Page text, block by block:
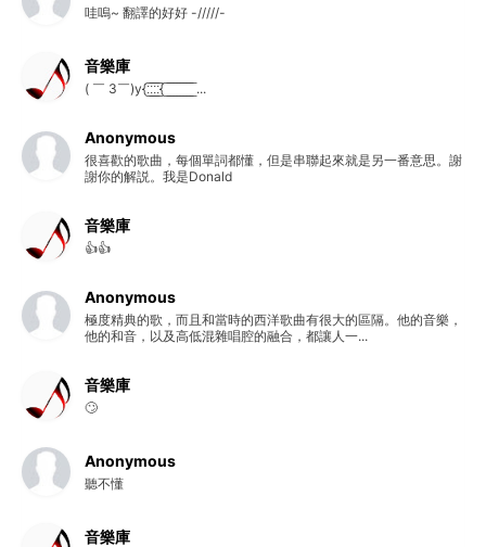
哇嗚~ 翻譯的好好 -/////-
音樂庫
( ￣ 3￣)y{:̲̅:̲̅:̲̅:̲̅{ ̲̅ ̲̅ ̲̅ ̲̅ ̲̅ ̲̅ ̲̅ ̲̅ ̲̅ ...
Anonymous
很喜歡的歌曲，每個單詞都懂，但是串聯起來就是另一番意思。謝
謝你的解説。我是Donald
音樂庫
👍👍
Anonymous
極度精典的歌，而且和當時的西洋歌曲有很大的區隔。他的音樂，
他的和音，以及高低混雜唱腔的融合，都讓人一...
音樂庫
🙄
Anonymous
聽不懂
音樂庫